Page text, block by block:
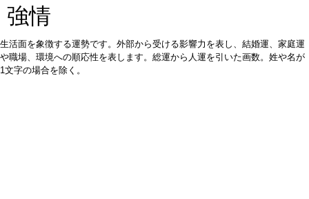
強情
生活面を象徴する運勢です。外部から受ける影響力を表し、結婚運、家庭運
や職場、環境への順応性を表します。総運から人運を引いた画数。姓や名が
1文字の場合を除く。